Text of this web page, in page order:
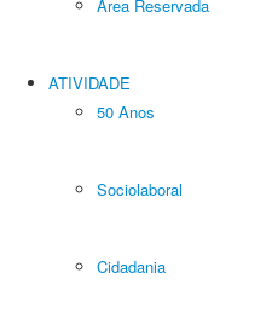
Área Reservada
ATIVIDADE
50 Anos
Sociolaboral
Cidadania